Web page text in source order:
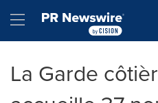
Hamburger menu
La Garde